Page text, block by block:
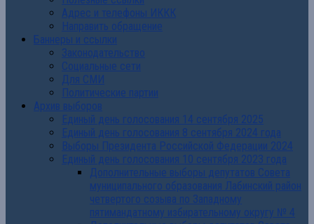
Адрес и телефоны ИККК
Направить обращение
Баннеры и ссылки
Законодательство
Социальные сети
Для СМИ
Политические партии
Архив выборов
Единый день голосования 14 сентября 2025
Единый день голосования 8 сентября 2024 года
Выборы Президента Российской Федерации 2024
Единый день голосования 10 сентября 2023 года
Дополнительные выборы депутатов Совета
муниципального образования Лабинский район
четвертого созыва по Западному
пятимандатному избирательному округу № 4